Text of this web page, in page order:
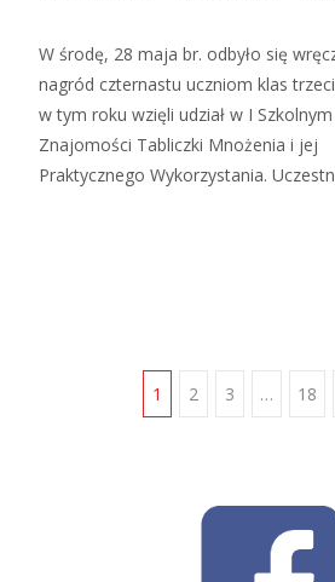
W środę, 28 maja br. odbyło się
nagród czternastu uczniom klas
w tym roku wzięli udział w I
Znajomości Tabliczki Mnożenia i jej
Praktycznego Wykorzystania.
Posts
1 2 3 … 18